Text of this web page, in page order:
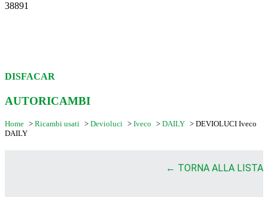
38891
DISFACAR
AUTORICAMBI
Home > Ricambi usati > Devioluci > Iveco > DAILY > DEVIOLUCI Iveco
DAILY
← TORNA ALLA LISTA